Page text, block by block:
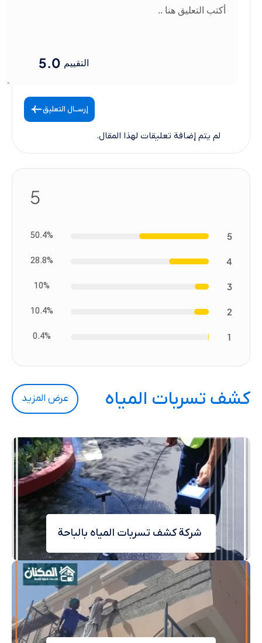
التقييم 5.0
إرســال التعليق
لم يتم إضافة تعليقات لهذا المقال.
5
5
50.4%
4
28.8%
3
10%
2
10.4%
1
0.4%
كشف تسربات المياه عرض المزيد
شركة كشف تسربات المياه بالباحة